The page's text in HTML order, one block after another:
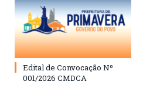
Edital de Convocação Nº
001/2026 CMDCA